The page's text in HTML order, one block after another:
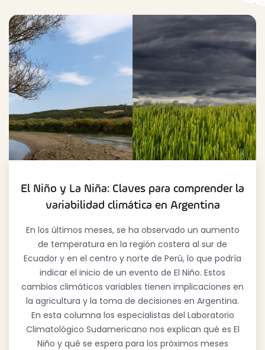
El Niño y La Niña: Claves para comprender la
variabilidad climática en Argentina
En los últimos meses, se ha observado un aumento
de temperatura en la región costera al sur de
Ecuador y en el centro y norte de Perú, lo que podría
indicar el inicio de un evento de El Niño. Estos
cambios climáticos variables tienen implicaciones en
la agricultura y la toma de decisiones en Argentina.
En esta columna los especialistas del Laboratorio
Climatológico Sudamericano nos explican qué es El
Niño y qué se espera para los próximos meses